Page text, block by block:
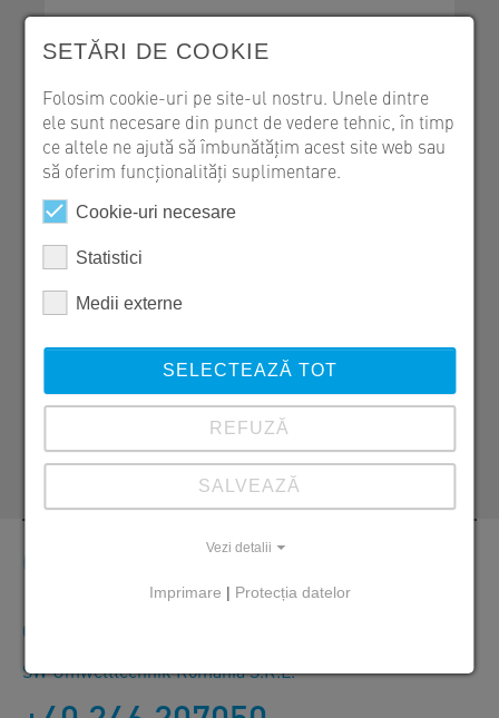
Fașii cu goluri
Valentin Neculae
SW Umwelttechnik Romania
+40 246 207 052
valentin.neculae@sw-umwelttechnik.ro
Contact
Comenzi, oferte și informații despre produse
SW Umwelttechnik România S.R.L.
SETĂRI DE COOKIE
Folosim cookie-uri pe site-ul nostru. Unele dintre
ele sunt necesare din punct de vedere tehnic, în timp
ce altele ne ajută să îmbunătățim acest site web sau
să oferim funcționalități suplimentare.
Cookie-uri necesare
Statistici
Medii externe
SELECTEAZĂ TOT
REFUZĂ
SALVEAZĂ
Vezi detalii
Imprimare | Protecția datelor